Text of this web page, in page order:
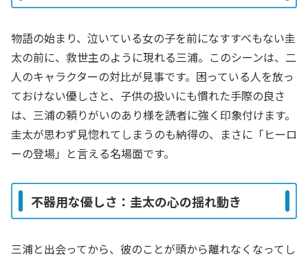
物語の始まり、泣いている女の子を前になすすべもない圭
太の前に、救世主のように現れる三浦。このシーンは、二
人のキャラクターの対比が見事です。困っている人を放っ
ておけない優しさと、子供の扱いにも慣れた手際の良さ
は、三浦の頼りがいのあり様を読者に強く印象付けます。
圭太が思わず見惚れてしまうのも納得の、まさに「ヒーロ
ーの登場」と言える名場面です。
不器用な優しさ：圭太の心の揺れ動き
三浦と出会ってから、彼のことが頭から離れなくなってし